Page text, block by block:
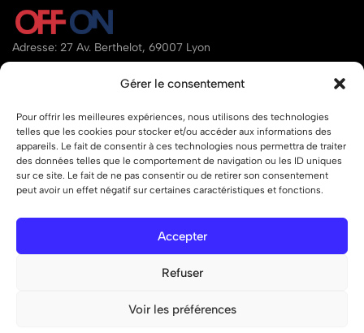
Gérer le consentement
Pour offrir les meilleures expériences, nous utilisons des technologies
telles que les cookies pour stocker et/ou accéder aux informations des
appareils. Le fait de consentir à ces technologies nous permettra de traiter
des données telles que le comportement de navigation ou les ID uniques
sur ce site. Le fait de ne pas consentir ou de retirer son consentement
peut avoir un effet négatif sur certaines caractéristiques et fonctions.
Accepter
Refuser
Voir les préférences
Adresse: 27 Av. Berthelot, 69007 Lyon
07.80.34.95.97
Aide
Liens